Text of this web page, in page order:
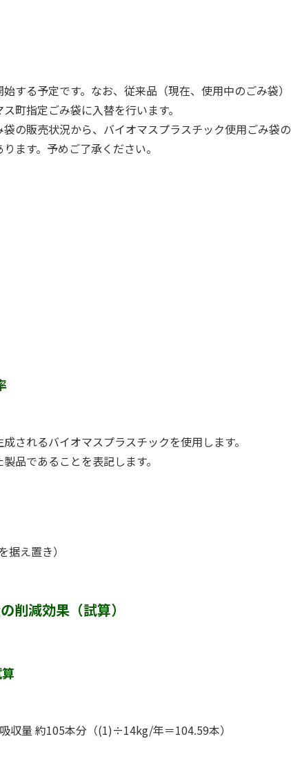
する予定です。なお、従来品（現在、使用中のごみ袋）
町指定ごみ袋に入替を行います。
の販売状況から、バイオマスプラスチック使用ごみ袋の
ます。予めご了承ください。
されるバイオマスプラスチックを使用します。
品であることを表記します。
え置き）
削減効果（試算）
収量 約105本分（(1)÷14kg/年＝104.59本）